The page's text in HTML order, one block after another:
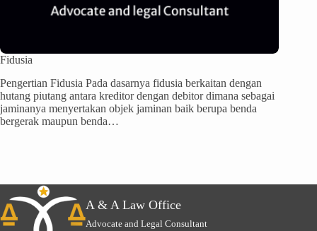
Fidusia
Pengertian Fidusia Pada dasarnya fidusia berkaitan dengan
hutang piutang antara kreditor dengan debitor dimana sebagai
jaminanya menyertakan objek jaminan baik berupa benda
bergerak maupun benda…
A & A Law Office
Advocate and Legal Consultant